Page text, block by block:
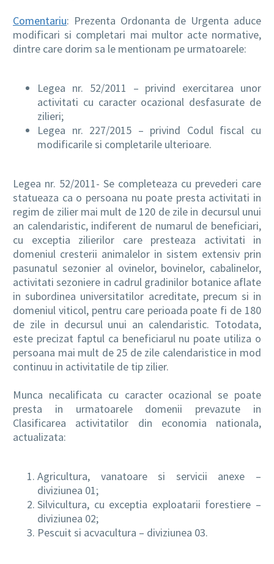
Comentariu: Prezenta Ordonanta de Urgenta aduce
modificari si completari mai multor acte normative,
dintre care dorim sa le mentionam pe urmatoarele:
Legea nr. 52/2011 – privind exercitarea unor
activitati cu caracter ocazional desfasurate de
zilieri;
Legea nr. 227/2015 – privind Codul fiscal cu
modificarile si completarile ulterioare.
Legea nr. 52/2011- Se completeaza cu prevederi care
statueaza ca o persoana nu poate presta activitati in
regim de zilier mai mult de 120 de zile in decursul unui
an calendaristic, indiferent de numarul de beneficiari,
cu exceptia zilierilor care presteaza activitati in
domeniul cresterii animalelor in sistem extensiv prin
pasunatul sezonier al ovinelor, bovinelor, cabalinelor,
activitati sezoniere in cadrul gradinilor botanice aflate
in subordinea universitatilor acreditate, precum si in
domeniul viticol, pentru care perioada poate fi de 180
de zile in decursul unui an calendaristic. Totodata,
este precizat faptul ca beneficiarul nu poate utiliza o
persoana mai mult de 25 de zile calendaristice in mod
continuu in activitatile de tip zilier.
Munca necalificata cu caracter ocazional se poate
presta in urmatoarele domenii prevazute in
Clasificarea activitatilor din economia nationala,
actualizata:
Agricultura, vanatoare si servicii anexe –
diviziunea 01;
Silvicultura, cu exceptia exploatarii forestiere –
diviziunea 02;
Pescuit si acvacultura – diviziunea 03.